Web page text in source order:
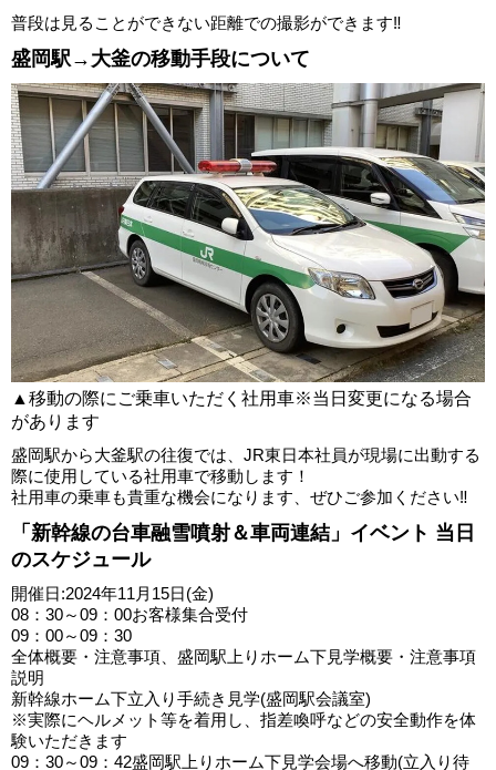
普段は見ることができない距離での撮影ができます‼
盛岡駅→大釜の移動手段について
▲移動の際にご乗車いただく社用車※当日変更になる場合
があります
盛岡駅から大釜駅の往復では、JR東日本社員が現場に出動する
際に使用している社用車で移動します！
社用車の乗車も貴重な機会になります、ぜひご参加ください‼
「新幹線の台車融雪噴射＆車両連結」イベント 当日
のスケジュール
開催日:2024年11月15日(金)
08：30～09：00お客様集合受付
09：00～09：30
全体概要・注意事項、盛岡駅上りホーム下見学概要・注意事項
説明
新幹線ホーム下立入り手続き見学(盛岡駅会議室)
※実際にヘルメット等を着用し、指差喚呼などの安全動作を体
験いただきます
09：30～09：42盛岡駅上りホーム下見学会場へ移動(立入り待